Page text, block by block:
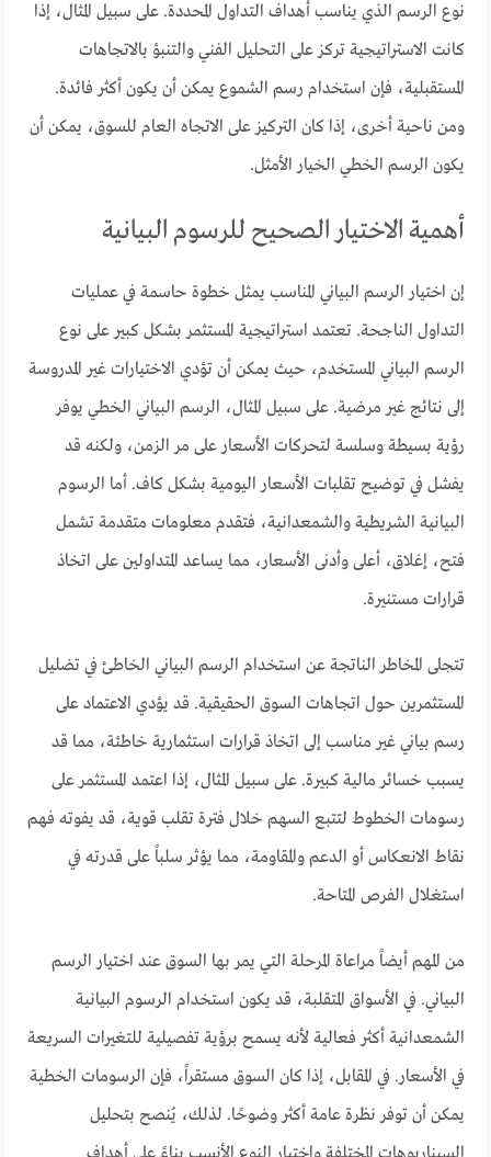
نوع الرسم الذي يناسب أهداف التداول المحددة. على سبيل المثال، إذا
كانت الاستراتيجية تركز على التحليل الفني والتنبؤ بالاتجاهات
المستقبلية، فإن استخدام رسم الشموع يمكن أن يكون أكثر فائدة.
ومن ناحية أخرى، إذا كان التركيز على الاتجاه العام للسوق، يمكن أن
يكون الرسم الخطي الخيار الأمثل.
أهمية الاختيار الصحيح للرسوم البيانية
إن اختيار الرسم البياني المناسب يمثل خطوة حاسمة في عمليات
التداول الناجحة. تعتمد استراتيجية المستثمر بشكل كبير على نوع
الرسم البياني المستخدم، حيث يمكن أن تؤدي الاختيارات غير المدروسة
إلى نتائج غير مرضية. على سبيل المثال، الرسم البياني الخطي يوفر
رؤية بسيطة وسلسة لتحركات الأسعار على مر الزمن، ولكنه قد
يفشل في توضيح تقلبات الأسعار اليومية بشكل كاف. أما الرسوم
البيانية الشريطية والشمعدانية، فتقدم معلومات متقدمة تشمل
فتح، إغلاق، أعلى وأدنى الأسعار، مما يساعد المتداولين على اتخاذ
قرارات مستنيرة.
تتجلى المخاطر الناتجة عن استخدام الرسم البياني الخاطئ في تضليل
المستثمرين حول اتجاهات السوق الحقيقية. قد يؤدي الاعتماد على
رسم بياني غير مناسب إلى اتخاذ قرارات استثمارية خاطئة، مما قد
يسبب خسائر مالية كبيرة. على سبيل المثال، إذا اعتمد المستثمر على
رسومات الخطوط لتتبع السهم خلال فترة تقلب قوية، قد يفوته فهم
نقاط الانعكاس أو الدعم والمقاومة، مما يؤثر سلباً على قدرته في
استغلال الفرص المتاحة.
من المهم أيضاً مراعاة المرحلة التي يمر بها السوق عند اختيار الرسم
البياني. في الأسواق المتقلبة، قد يكون استخدام الرسوم البيانية
الشمعدانية أكثر فعالية لأنه يسمح برؤية تفصيلية للتغيرات السريعة
في الأسعار. في المقابل، إذا كان السوق مستقراً، فإن الرسومات الخطية
يمكن أن توفر نظرة عامة أكثر وضوحًا. لذلك، يُنصح بتحليل